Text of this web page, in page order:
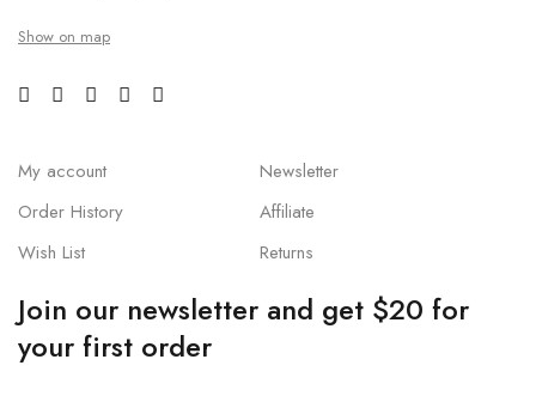
Show on map
My account
Order History
Wish List
Newsletter
Affiliate
Returns
Join our newsletter and get $20 for
your first order